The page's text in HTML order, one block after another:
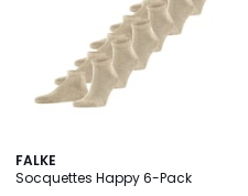
FALKE
Socquettes Happy 6-Pack
7
Couleurs